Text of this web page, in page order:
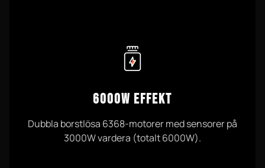
6000W EFFEKT
Dubbla borstlösa 6368-motorer med sensorer på
3000W vardera (totalt 6000W).